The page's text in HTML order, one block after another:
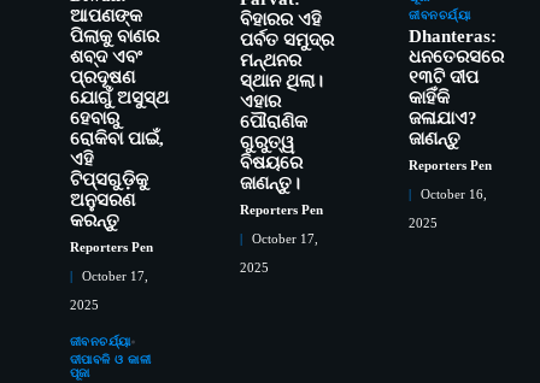
ଆପଣଙ୍କ
ପିଲାକୁ ବାଣର
ଶବ୍ଦ ଏବଂ
ପ୍ରଦୂଷଣ
ଯୋଗୁଁ ଅସୁସ୍ଥ
ହେବାରୁ
ରୋକିବା ପାଇଁ,
ଏହି
ଟିପ୍ସଗୁଡ଼ିକୁ
ଅନୁସରଣ
କରନ୍ତୁ
Reporters Pen
October 17,
2025
ବିହାରର ଏହି
ପର୍ବତ ସମୁଦ୍ର
ମନ୍ଥନର
ସ୍ଥାନ ଥିଲା।
ଏହାର
ପୌରାଣିକ
ଗୁରୁତ୍ୱ
ବିଷୟରେ
ଜାଣନ୍ତୁ।
Reporters Pen
October 17,
2025
ଜୀବନଚର୍ଯ୍ୟା
Dhanteras:
ଧନତେରସରେ
୧୩ଟି ଦୀପ
କାହିଁକି
ଜଳାଯାଏ?
ଜାଣନ୍ତୁ
Reporters Pen
October 16,
2025
ଜୀବନଚର୍ଯ୍ୟା
ଦୀପାବଳି ଓ କାଳୀ
ପୂଜା
ସୋଆର ୨୦ତମ ପ୍ରତିଷ୍ଠା ଦିବସରେ
ବିଶ୍ୱବିଦ୍ୟାଳୟର ସଫଳତା, ଉତ୍କର୍ଷତା ଓ
ରୋଗୀମାନେ ଡାକ୍ତରଙ୍କୁ ଭଗବାନ ସଦୃଶ